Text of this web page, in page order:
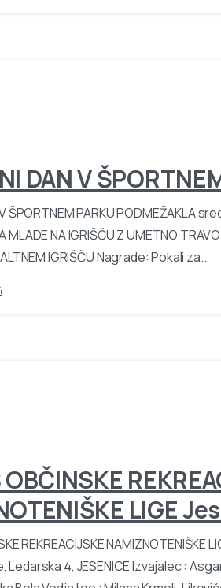
DAN V
ŠPORTNEM PARKU PODMEŽAKLA
MLADE NA IGRIŠČU Z UMETNO
IGRIŠČU Nagrade: Pokali za...
LIGE
REKREACIJSKE
Ledarska 4, JESENICE Izvajalec :